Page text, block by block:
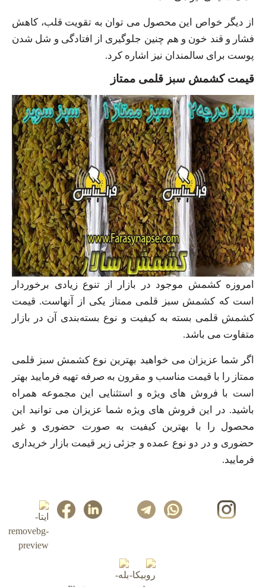
از دیگر خواص این محصول می توان به تقویت قلب، کاهش
فشار و قند خون و هم چنین جلوگیری از افتادگی و شل شدن
پوست برای سالمندان نیز اشاره کرد.
قیمت کشمش سبز قلمی ممتاز
امروزه کشمش موجود در بازار از تنوع زیادی برخوردار
است که کشمش سبز قلمی ممتاز یکی از آنهاست. قیمت
کشمش قلمی بسته به کیفیت و نوع بسته‌بندی آن در بازار
متفاوت می باشد.
اگر شما عزیزان می خواهید بهترین نوع کشمش سبز قلمی
ممتاز را با قیمت مناسب و مقرون به صرفه تهیه فرمایید بهتر
است با فروش های ویژه و استثنایی این مجموعه همراه
باشید. در این فروش های ویژه شما عزیزان می توانید این
محصول را با بهترین کیفیت به صورت حضوری و غیر
حضوری و در دو نوع عمده و جزئی زیر قیمت بازار خریداری
فرمایید.